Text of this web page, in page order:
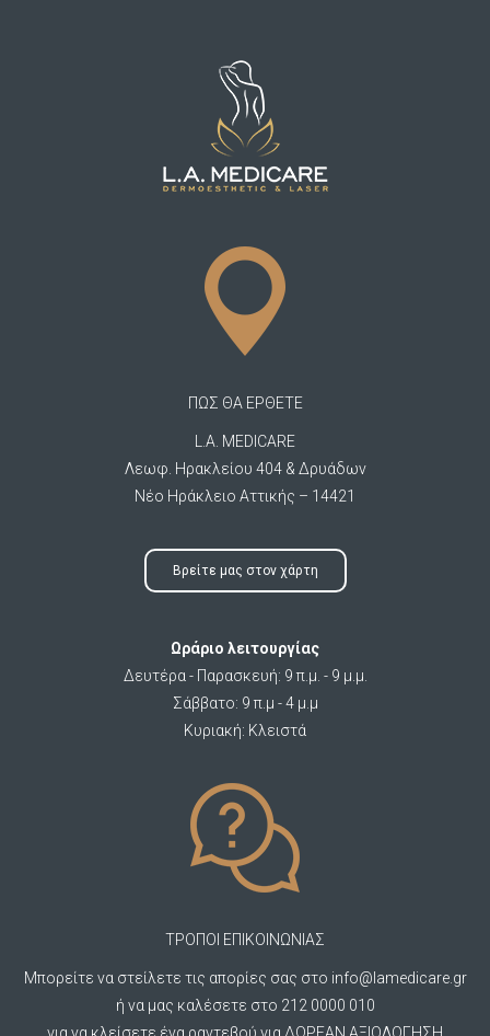
ΠΩΣ ΘΑ ΕΡΘΕΤΕ
L.A. MEDICARE
Λεωφ. Ηρακλείου 404 & Δρυάδων
Νέο Ηράκλειο Αττικής – 14421
Βρείτε μας στον χάρτη
Ωράριο λειτουργίας
Δευτέρα - Παρασκευή: 9 π.μ. - 9 μ.μ.
Σάββατο: 9 π.μ - 4 μ.μ
Κυριακή: Κλειστά
ΤΡΟΠΟΙ ΕΠΙΚΟΙΝΩΝΙΑΣ
Μπορείτε να στείλετε τις απορίες σας στο info@lamedicare.gr
ή να μας καλέσετε στο 212 0000 010